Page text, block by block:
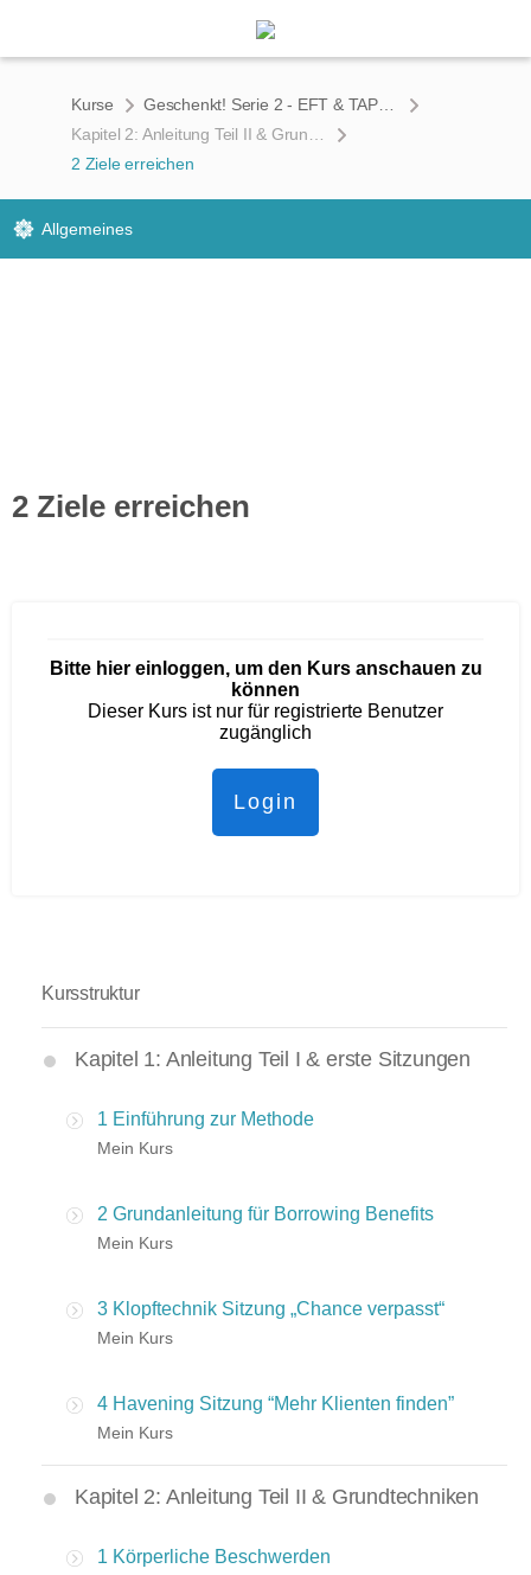
Kurse
2 Ziele erreichen
Allgemeines
2 Ziele erreichen
Bitte hier einloggen, um den Kurs anschauen zu
können
Dieser Kurs ist nur für registrierte Benutzer
zugänglich
Login
Kursstruktur
Kapitel 1: Anleitung Teil I & erste Sitzungen
1 Einführung zur Methode
Mein Kurs
2 Grundanleitung für Borrowing Benefits
Mein Kurs
3 Klopftechnik Sitzung „Chance verpasst“
Mein Kurs
4 Havening Sitzung “Mehr Klienten finden”
Mein Kurs
Kapitel 2: Anleitung Teil II & Grundtechniken
1 Körperliche Beschwerden